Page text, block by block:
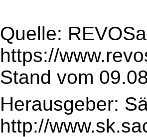
Quelle:
https://
Stand vom
Herausgeber:
http://